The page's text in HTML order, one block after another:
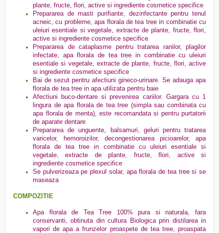
plante, fructe, flori, active si ingrediente cosmetice specifice
Prepararea de masti purifiante, dezinfectante pentru tenul
acneic, cu probleme, apa florala de tea tree in combinatie cu
uleiuri esentiale si vegetale, extracte de plante, fructe, flori,
active si ingrediente cosmetice specifice
Prepararea de cataplasme pentru tratarea ranilor, plagilor
infectate, apa florala de tea tree in combinatie cu uleiuri
esentiale si vegetale, extracte de plante, fructe, flori, active
si ingrediente cosmetice specifice
Bai de sezut pentru afectiuni gineco-urinare. Se adauga apa
florala de tea tree in apa utilizata pentru baie
Afectiuni buco-dentare si prevenirea cariilor. Gargara cu 1
lingura de apa florala de tea tree (simpla sau combinata cu
apa florala de menta), este recomandata si pentru purtatorii
de aparate dentare
Prepararea de unguente, balsamuri, geluri pentru tratarea
varicelor, hemoroizilor, decongestionarea picioarelor, apa
florala de tea tree in combinatie cu uleiuri esentiale si
vegetale, extracte de plante, fructe, flori, active si
ingrediente cosmetice specifice
Se pulverizeaza pe plexul solar, apa florala de tea tree si se
maseaza
COMPOZITIE
Apa florala de Tea Tree 100% pura si naturala, fara
conservanti, obtinuta din cultura Biologica prin distilarea in
vapori de apa a frunzelor proaspete de tea tree, proaspata